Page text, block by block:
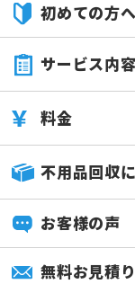
初めての方へ
サービス内容
料金
不用品回収
お客様の声
無料お見積